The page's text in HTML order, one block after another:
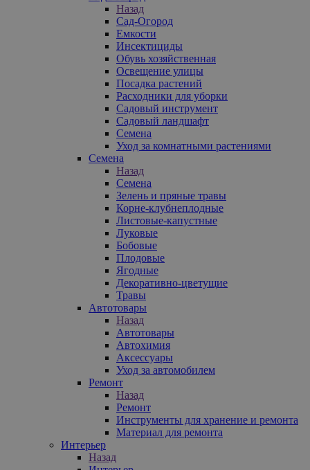
Назад
Сад-Огород
Емкости
Инсектициды
Обувь хозяйственная
Освещение улицы
Посадка растений
Расходники для уборки
Садовый инструмент
Садовый ландшафт
Семена
Уход за комнатными растениями
Семена
Назад
Семена
Зелень и пряные травы
Корне-клубнеплодные
Листовые-капустные
Луковые
Бобовые
Плодовые
Ягодные
Декоративно-цветущие
Травы
Автотовары
Назад
Автотовары
Автохимия
Аксессуары
Уход за автомобилем
Ремонт
Назад
Ремонт
Инструменты для хранение и ремонта
Материал для ремонта
Интерьер
Назад